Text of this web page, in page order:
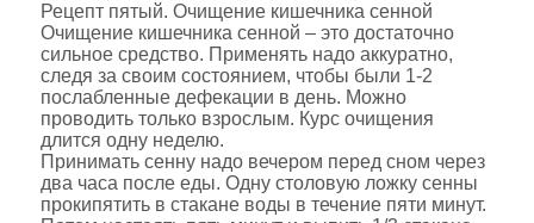
Рецепт пятый. Очищение кишечника сенной
Очищение кишечника сенной – это достаточно
сильное средство. Применять надо аккуратно,
следя за своим состоянием, чтобы были 1-2
послабленные дефекации в день. Можно
проводить только взрослым. Курс очищения
длится одну неделю.
Принимать сенну надо вечером перед сном через
два часа после еды. Одну столовую ложку сенны
прокипятить в стакане воды в течение пяти минут.